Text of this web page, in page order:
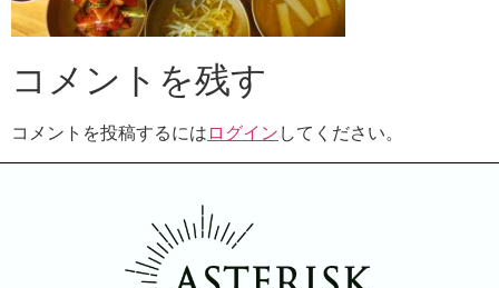
コメントを残す
コメントを投稿するには ログイン してください。